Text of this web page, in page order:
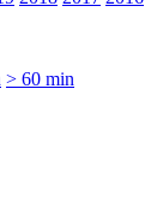
> 60 min